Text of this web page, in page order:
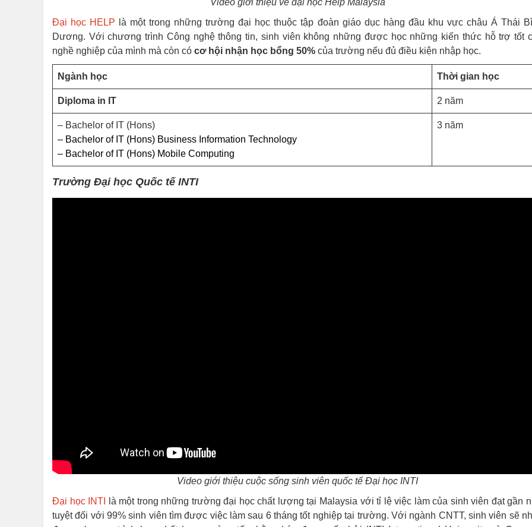
Đại học HELP là một trong những trường đại học thuộc tập đoàn giáo dục hàng đầu khu vực châu Á Thái
Dương. Với chương trình Công nghệ thông tin, sinh viên không những được học những kiến thức hỗ trợ tốt
nghề nghiệp của mình mà còn có cơ hội nhận học bổng 50% của trường nếu đủ điều kiện nhập học.
Ngành học Thời gian học
Diploma in IT 2 năm
– Bachelor of IT (Hons)
– Bachelor of IT (Hons) Business Information Technology
– Bachelor of IT (Hons) Mobile Computing
3 năm
Trường Đại học Quốc tế INTI
Video giới thiệu cuộc sống sinh viên quốc tế Đại học INTI
Đại học INTI
là một trong những trường đại học chất lượng tại Malaysia với tỉ lệ việc làm của sinh viên đạt gần
tuyệt đối với 99% sinh viên tìm được việc làm sau 6 tháng tốt nghiệp tại trường. Với ngành CNTT, sinh viên sẽ